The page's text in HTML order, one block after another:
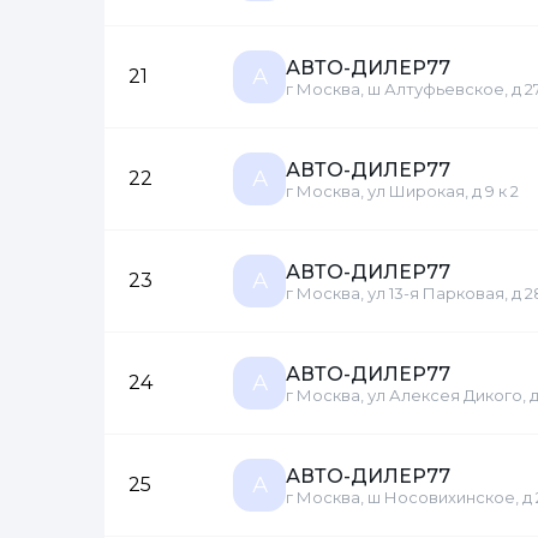
21 А АВТО-ДИЛЕР77
г Москва, ш Алтуфьевское, д
22 А АВТО-ДИЛЕР77
г Москва, ул Широкая, д 9 к 2
23 А АВТО-ДИЛЕР77
г Москва, ул 13-я Парковая, д
24 А АВТО-ДИЛЕР77
г Москва, ул Алексея Дикого, д
25 А АВТО-ДИЛЕР77
г Москва, ш Носовихинское, д